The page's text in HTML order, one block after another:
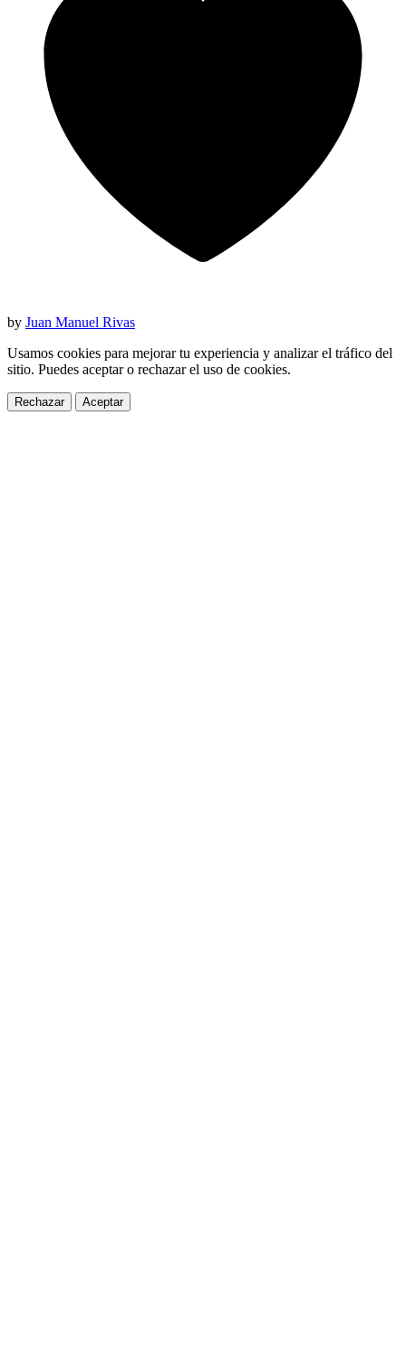
by Juan Manuel Rivas
Usamos cookies para mejorar tu experiencia y analizar el tráfico del
sitio. Puedes aceptar o rechazar el uso de cookies.
Rechazar Aceptar